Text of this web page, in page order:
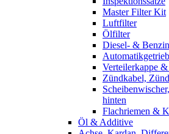
Master Filter Kit
Luftfilter
Ölfilter
Diesel- &
Verteilerkappe
Zündkabel,
hinten
Flachriemen &
Öl & Additive